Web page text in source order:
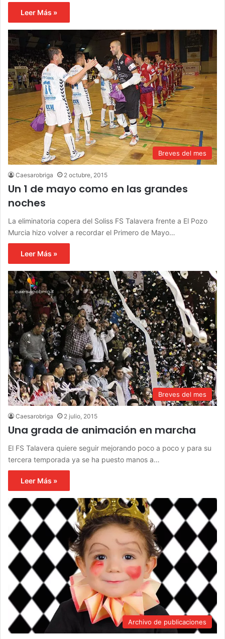
Leer Más »
Breves del mes
Caesarobriga 2 octubre, 2015
Un 1 de mayo como en las grandes
noches
La eliminatoria copera del Soliss FS Talavera frente a El Pozo
Murcia hizo volver a recordar el Primero de Mayo…
Leer Más »
Breves del mes
Caesarobriga 2 julio, 2015
Una grada de animación en marcha
El FS Talavera quiere seguir mejorando poco a poco y para su
tercera temporada ya se ha puesto manos a…
Leer Más »
Archivo de publicaciones